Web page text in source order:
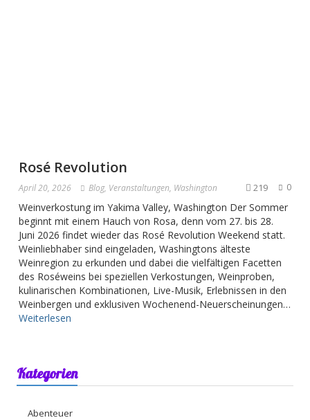
Rosé Revolution
April 20, 2026 Blog, Veranstaltungen, Washington 0
219
Weinverkostung im Yakima Valley, Washington Der Sommer
beginnt mit einem Hauch von Rosa, denn vom 27. bis 28.
Juni 2026 findet wieder das Rosé Revolution Weekend statt.
Weinliebhaber sind eingeladen, Washingtons älteste
Weinregion zu erkunden und dabei die vielfältigen Facetten
des Roséweins bei speziellen Verkostungen, Weinproben,
kulinarischen Kombinationen, Live-Musik, Erlebnissen in den
Weinbergen und exklusiven Wochenend-Neuerscheinungen…
Weiterlesen
Kategorien
Abenteuer